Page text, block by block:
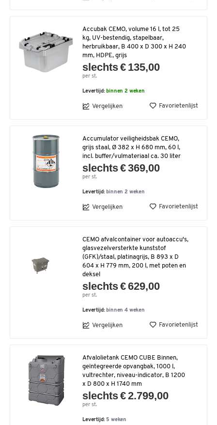
Accubak CEMO, volume 16 l, tot 25
kg, UV-bestendig, stapelbaar,
herbruikbaar, B 400 x D 300 x H 240
mm, HDPE, grijs
slechts € 135,00
per st.
Levertijd: binnen 2 weken
Vergelijken Favorietenlijst
Accumulator veiligheidsbak CEMO,
grijs staal, Ø 382 x H 680 mm, 60 l,
incl. buffer/vulmateriaal ca. 30 liter
slechts € 369,00
per st.
Levertijd: binnen 2 weken
Vergelijken Favorietenlijst
CEMO afvalcontainer voor autoaccu's,
glasvezelversterkte kunststof
(GFK)/staal, platinagrijs, B 893 x D
604 x H 779 mm, 200 l, met poten en
deksel
slechts € 629,00
per st.
Levertijd: binnen 4 weken
Vergelijken Favorietenlijst
Afvalolietank CEMO CUBE Binnen,
geïntegreerde opvangbak, 1000 l,
vultrechter, niveau-indicator, B 1200
x D 800 x H 1740 mm
slechts € 2.799,00
per st.
Levertijd: 5 weken